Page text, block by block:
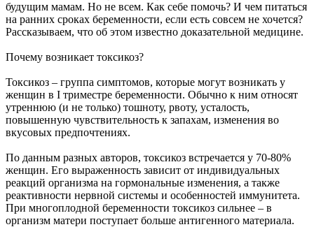
будущим мамам. Но не всем. Как себе помочь? И чем питаться
на ранних сроках беременности, если есть совсем не хочется?
Рассказываем, что об этом известно доказательной медицине.
Почему возникает токсикоз?
Токсикоз – группа симптомов, которые могут возникать у
женщин в I триместре беременности. Обычно к ним относят
утреннюю (и не только) тошноту, рвоту, усталость,
повышенную чувствительность к запахам, изменения во
вкусовых предпочтениях.
По данным разных авторов, токсикоз встречается у 70-80%
женщин. Его выраженность зависит от индивидуальных
реакций организма на гормональные изменения, а также
реактивности нервной системы и особенностей иммунитета.
При многоплодной беременности токсикоз сильнее – в
организм матери поступает больше антигенного материала.